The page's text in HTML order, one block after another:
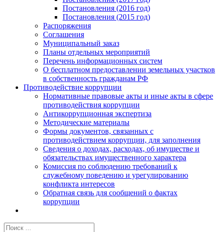
Постановления (2016 год)
Постановления (2015 год)
Распоряжения
Соглашения
Муниципальный заказ
Планы отдельных мероприятий
Перечень информационных систем
О бесплатном предоставлении земельных участков
в собственность гражданам РФ
Противодействие коррупции
Нормативные правовые акты и иные акты в сфере
противодействия коррупции
Антикоррупционная экспертиза
Методические материалы
Формы документов, связанных с
противодействием коррупции, для заполнения
Сведения о доходах, расходах, об имуществе и
обязательствах имущественного характера
Комиссия по соблюдению требований к
служебному поведению и урегулированию
конфликта интересов
Обратная связь для сообщений о фактах
коррупции
Результат